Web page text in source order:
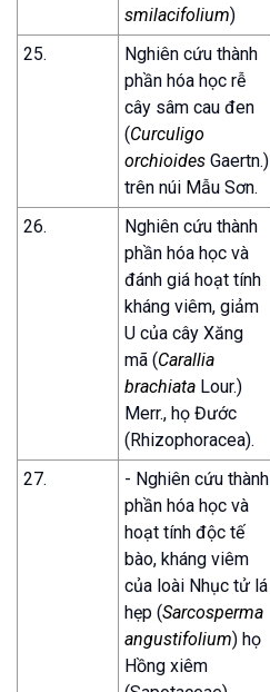
smilacifolium)
25.
Nghiên cứu thành
phần hóa học rễ
cây sâm cau đen
(Curculigo
orchioides Gaertn.)
trên núi Mẫu Sơn.
26.
Nghiên cứu thành
phần hóa học và
đánh giá hoạt tính
kháng viêm, giảm
U của cây Xăng
mã (Carallia
brachiata Lour.)
Merr., họ Đước
(Rhizophoracea).
27.
- Nghiên cứu thành
phần hóa học và
hoạt tính độc tế
bào, kháng viêm
của loài Nhục tử lá
hẹp (Sarcosperma
angustifolium) họ
Hồng xiêm